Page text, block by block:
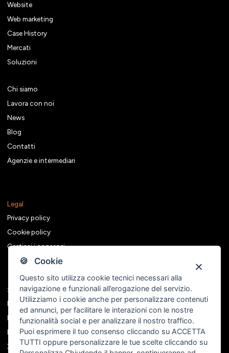
🍪 Cookie
Questo sito utilizza cookie tecnici necessari alla
navigazione e funzionali all’erogazione del servizio.
Utilizziamo i cookie anche per personalizzare contenuti
ed annunci, per facilitare le interazioni con le nostre
funzionalità social e per analizzare il nostro traffico.
Puoi esprimere il tuo consenso cliccando su ACCETTA
TUTTI oppure personalizzare le tue scelte cliccando su
Website
Web marketing
Case History
Mercati
Soluzioni
Chi siamo
Lavora con noi
News
Blog
Contatti
Agenzie e intermediari
Legal
Privacy policy
Cookie policy
Gestisci i consensi
Seguici sui social
Facebook
Instagram
Linkedin
X